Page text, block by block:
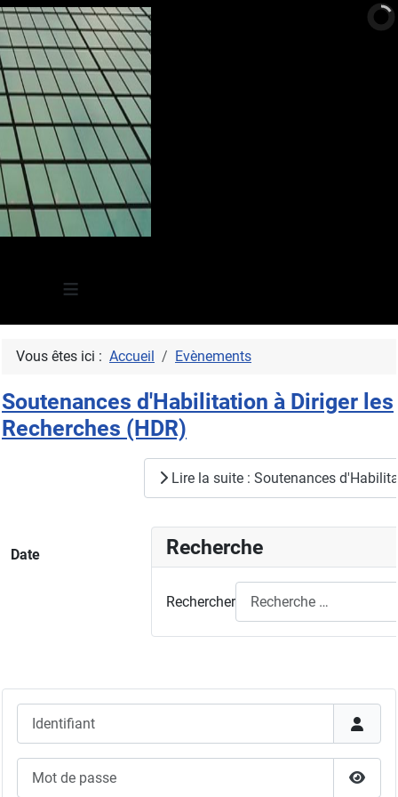
≡
Vous êtes ici : Accueil Evènements
Soutenances d'Habilitation à Diriger les
Recherches (HDR)
Date
Lire la suite : Soutenances
Recherche
Rechercher